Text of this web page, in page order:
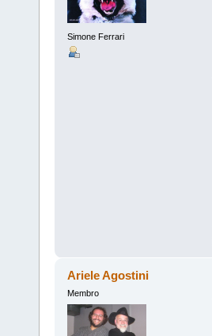
Simone Ferrari
Ariele Agostini
Membro